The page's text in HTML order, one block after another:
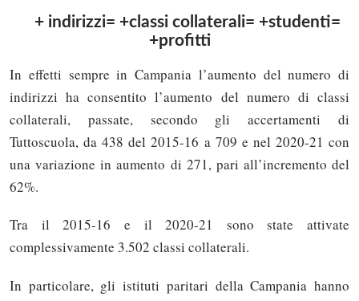
+ indirizzi= +classi collaterali= +studenti=
+profitti
In effetti sempre in Campania l’aumento del numero di
indirizzi ha consentito l’aumento del numero di classi
collaterali, passate, secondo gli accertamenti di
Tuttoscuola, da 438 del 2015-16 a 709 e nel 2020-21 con
una variazione in aumento di 271, pari all’incremento del
62%.
Tra il 2015-16 e il 2020-21 sono state attivate
complessivamente 3.502 classi collaterali.
In particolare, gli istituti paritari della Campania hanno